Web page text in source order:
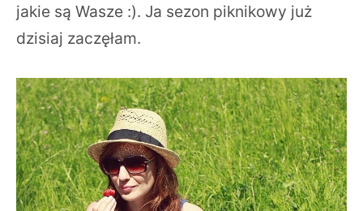
jakie są Wasze :). Ja sezon piknikowy już
dzisiaj zaczęłam.